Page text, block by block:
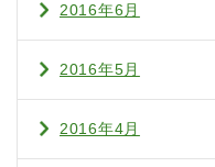
2016年6月
2016年5月
2016年4月